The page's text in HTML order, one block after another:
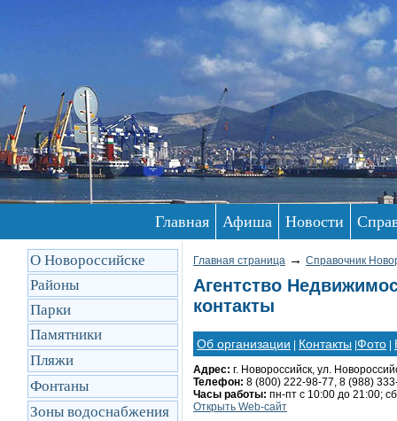
Главная Афиша Новости
О Новороссийске
Районы
Парки
Памятники
Пляжи
Фонтаны
Зоны водоснабжения
Главная страница → Справочник
Агентство
контакты
Об организации Контакты Фото
Адрес: г. Новороссийск, ул.
Телефон: 8 (800) 222-98-77, 8 (988)
Часы работы: пн-пт с 10:00 до 21:00;
Открыть Web-сайт